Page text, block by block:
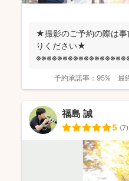
★撮影のご予約の際は事
りください★
予約承諾率： 95% 最
福島 誠
5 (7)